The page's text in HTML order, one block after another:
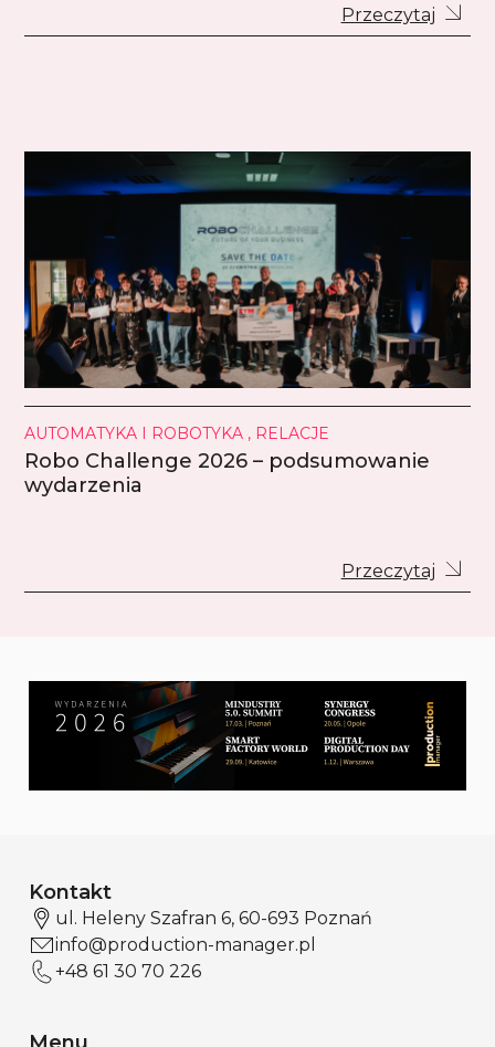
Przeczytaj
AUTOMATYKA I ROBOTYKA , RELACJE
Robo Challenge 2026 – podsumowanie
wydarzenia
Przeczytaj
Kontakt
ul. Heleny Szafran 6, 60-693 Poznań
info@production-manager.pl
+48 61 30 70 226